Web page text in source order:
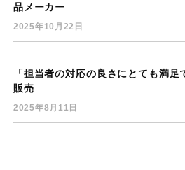
品メーカー
2025年10月22日
「担当者の対応の良さにとても満
販売
2025年8月11日